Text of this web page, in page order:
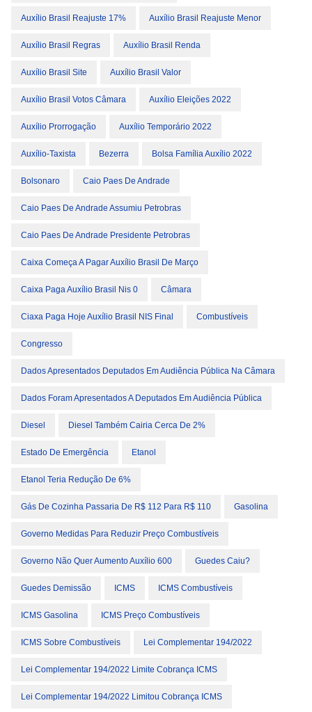
Auxílio Brasil Reajuste 17% Auxílio Brasil Reajuste Menor
Auxílio Brasil Regras Auxílio Brasil Renda
Auxílio Brasil Site Auxílio Brasil Valor
Auxílio Brasil Votos Câmara Auxílio Eleições 2022
Auxílio Prorrogação Auxílio Temporário 2022
Auxílio-Taxista Bezerra Bolsa Família Auxílio 2022
Bolsonaro Caio Paes De Andrade
Caio Paes De Andrade Assumiu Petrobras
Caio Paes De Andrade Presidente Petrobras
Caixa Começa A Pagar Auxílio Brasil De Março
Caixa Paga Auxílio Brasil Nis 0 Câmara
Ciaxa Paga Hoje Auxílio Brasil NIS Final Combustíveis
Congresso
Dados Apresentados Deputados Em Audiência Pública Na Câmara
Dados Foram Apresentados A Deputados Em Audiência Pública
Diesel Diesel Também Cairia Cerca De 2%
Estado De Emergência Etanol
Etanol Teria Redução De 6%
Gás De Cozinha Passaria De R$ 112 Para R$ 110 Gasolina
Governo Medidas Para Reduzir Preço Combustíveis
Governo Não Quer Aumento Auxílio 600 Guedes Caiu?
Guedes Demissão ICMS ICMS Combustíveis
ICMS Gasolina ICMS Preço Combustíveis
ICMS Sobre Combustíveis Lei Complementar 194/2022
Lei Complementar 194/2022 Limite Cobrança ICMS
Lei Complementar 194/2022 Limitou Cobrança ICMS